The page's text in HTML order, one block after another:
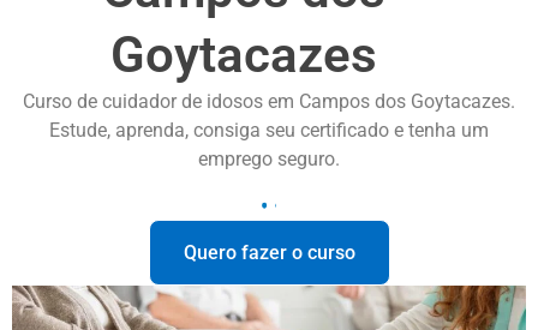
Goytacazes
Curso de cuidador de idosos em Campos dos Goytacazes.
Estude, aprenda, consiga seu certificado e tenha um
emprego seguro.
Quero fazer o curso